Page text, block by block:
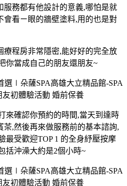
服務都有他設計的意義,哪怕是就
會看ㄧ眼的牆壁塗料,用的也是對
療程房非常隱密,能好好的完全放
你當成自己的朋友還朋友~
來確認你預約的時間,當天到達時
茶,然後再來做服務前的基本諮詢,
最受歡迎TOP 1 的全身紓壓按摩
括沖澡大約是2個小時~